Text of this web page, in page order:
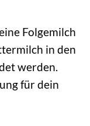
Folgemilch
in den
werden.
für dein